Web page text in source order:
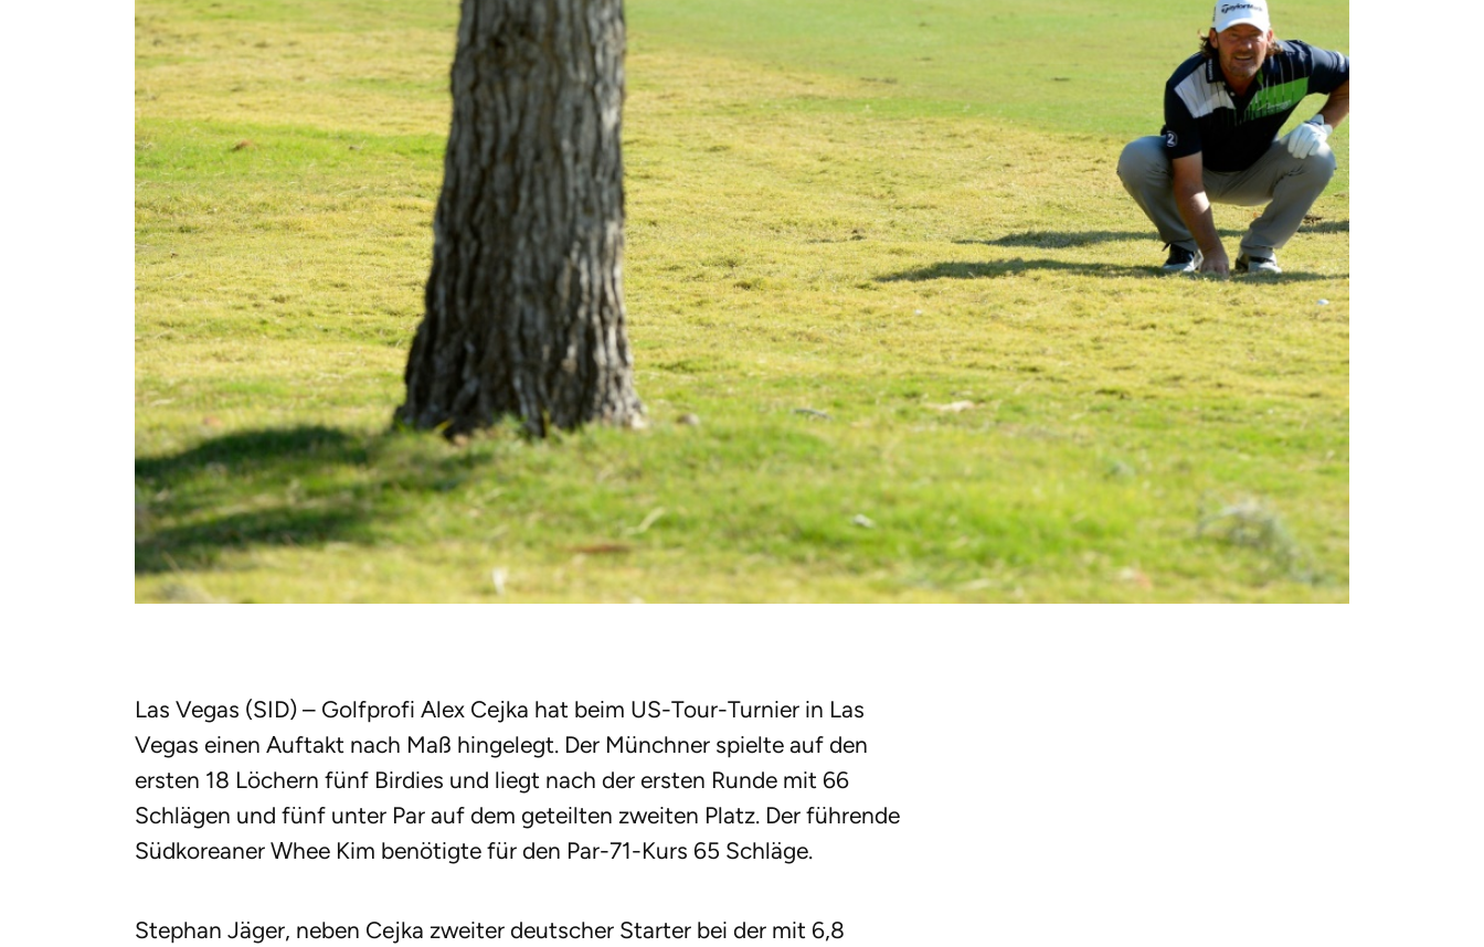
Las Vegas (SID) – Golfprofi Alex Cejka hat beim US-Tour-Turnier in Las
Vegas einen Auftakt nach Maß hingelegt. Der Münchner spielte auf den
ersten 18 Löchern fünf Birdies und liegt nach der ersten Runde mit 66
Schlägen und fünf unter Par auf dem geteilten zweiten Platz. Der führende
Südkoreaner Whee Kim benötigte für den Par-71-Kurs 65 Schläge.
Stephan Jäger, neben Cejka zweiter deutscher Starter bei der mit 6,8